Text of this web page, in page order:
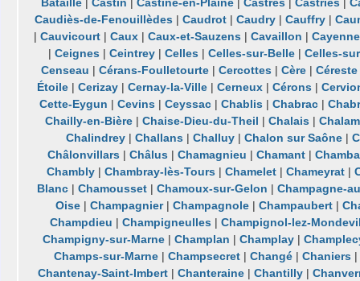
Caudiès-de-Fenouillèdes| Caudrot| Caudry| Cauffry|
|Cauvicourt |Caux |Caux-et-Sauzens |Cavaillon |Cayenne
|Ceignes |Ceintrey |Celles |Celles-sur-Belle |Celles-
Censeau | Cérans-Foulletourte| Cercottes| Cère| Céreste
Étoile| Cerizay| Cernay-la-Ville| Cerneux| Cérons|
Cette-Eygun | Cevins| Ceyssac| Chablis| Chabrac|
Chailly-en-Bière| Chaise-Dieu-du-Theil | Chalais|
Chalindrey |Challans |Challuy |Chalon sur Saône |
Châlonvillars |Châlus |Chamagnieu |Chamant |
Chambly |Chambray-lès-Tours |Chamelet |Chameyrat |
Blanc |Chamousset |Chamoux-sur-Gelon |Champagne-
Oise| Champagnier| Champagnole| Champaubert|
Champdieu |Champigneulles |Champignol-lez-
Champigny-sur-Marne| Champlan | Champlay|
Champs-sur-Marne |Champsecret |Changé |Chaniers
Chantenay-Saint-Imbert |Chanteraine |Chantilly |